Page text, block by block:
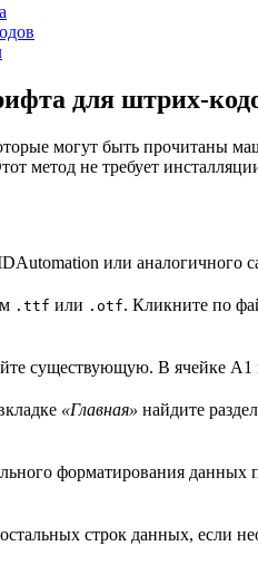
для штрих-
могут быть прочитаны
метод не требует
или
.ttf или .otf. Кликните по
существующую. В ячейке
«Главная» найдите раздел
форматирования данных
строк данных, если